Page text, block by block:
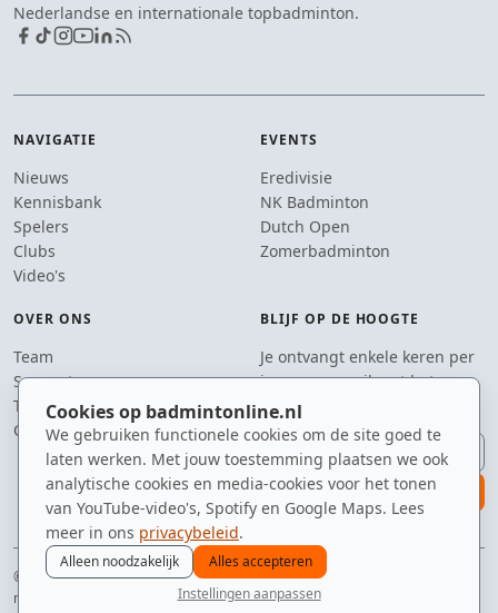
Cookies op badmintonline.nl
We gebruiken functionele cookies om de site goed te
laten werken. Met jouw toestemming plaatsen we ook
analytische cookies en media-cookies voor het tonen
van YouTube-video's, Spotify en Google Maps. Lees
meer in ons privacybeleid.
Alleen noodzakelijk
Alles accepteren
Instellingen aanpassen
Nederlandse en internationale topbadminton.
NAVIGATIE
Nieuws
Kennisbank
Spelers
Clubs
Video's
EVENTS
Eredivisie
NK Badminton
Dutch Open
Zomerbadminton
OVER ONS
Team
Supporters
Tip de redactie
Contact
BLIJF OP DE HOOGTE
Je ontvangt enkele keren per
jaar een e-mail met het
laatste badmintonnieuws.
E-mailadres
aanmelden
© 2010–2026 badmintonline.nl · geobsedeerd door de perfecte service (net
niet te hoog)
spelers ranglijst zomer